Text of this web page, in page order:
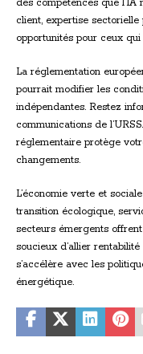
des compétences que
client, expertise
opportunités pour ceux
La réglementation
pourrait modifier les
indépendantes. Restez
communications de
réglementaire protège
changements.
L’économie verte et
transition écologique,
secteurs émergents
soucieux d’allier
s’accélère avec les
énergétique.